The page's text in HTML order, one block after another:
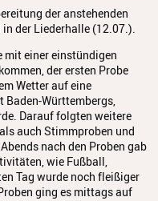
der anstehenden
der Liederhalle (12.07.).
mit einer einstündigen
der ersten Probe
Wetter auf eine
Baden-Württembergs,
Darauf folgten weitere
auch Stimmproben und
nach den Proben gab
wie Fußball,
Tag wurde noch fleißiger
ging es mittags auf